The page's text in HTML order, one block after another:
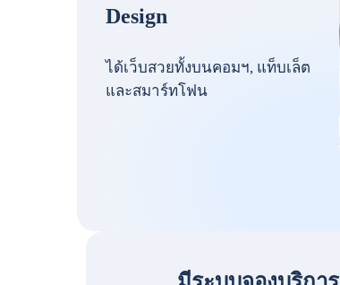
Design
ได้เว็บสวยทั้งบนคอมฯ, แท็บเล็ต
และสมาร์ทโฟน